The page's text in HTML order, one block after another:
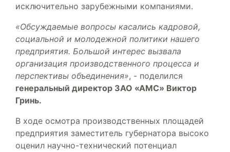
исключительно зарубежными компаниями.
«Обсуждаемые вопросы касались кадровой,
социальной и молодежной политики нашего
предприятия. Большой интерес вызвала
организация производственного процесса и
перспективы объединения», - поделился
генеральный директор ЗАО «АМС» Виктор
Гринь.
В ходе осмотра производственных площадей
предприятия заместитель губернатора высоко
оценил научно-технический потенциал